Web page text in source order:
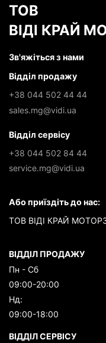
ТОВ
ВІДІ КРАЙ
Зв'яжіться з нами
Відділ продажу
+38 044 502 44 44
sales.mg@vidi.ua
Відділ сервісу
+38 044 502 84 44
service.mg@vidi.ua
Або приїздіть до нас:
ТОВ ВІДІ КРАЙ
ВІДДІЛ ПРОДАЖУ
Пн - Сб
09:00-20:00
Нд:
09:00-18:00
ВІДДІЛ СЕРВІСУ